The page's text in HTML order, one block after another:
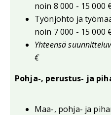
noin 8 000 - 15 000
Työnjohto ja
noin 7 000 - 15 000
Yhteensä
€
Pohja-, perustus- ja
Maa-, pohja- ja